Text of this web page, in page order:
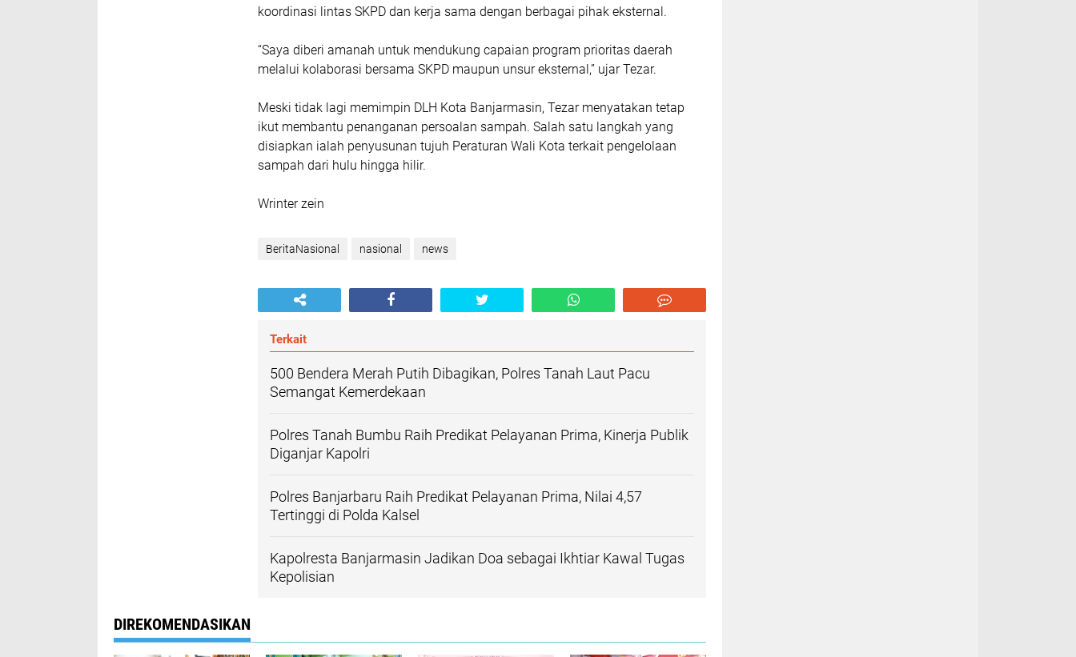
koordinasi lintas SKPD dan kerja sama dengan berbagai pihak eksternal.
“Saya diberi amanah untuk mendukung capaian program prioritas daerah
melalui kolaborasi bersama SKPD maupun unsur eksternal,” ujar Tezar.
Meski tidak lagi memimpin DLH Kota Banjarmasin, Tezar menyatakan tetap
ikut membantu penanganan persoalan sampah. Salah satu langkah yang
disiapkan ialah penyusunan tujuh Peraturan Wali Kota terkait pengelolaan
sampah dari hulu hingga hilir.
Wrinter zein
BeritaNasional nasional news
Terkait
500 Bendera Merah Putih Dibagikan, Polres Tanah Laut Pacu
Semangat Kemerdekaan
Polres Tanah Bumbu Raih Predikat Pelayanan Prima, Kinerja Publik
Diganjar Kapolri
Polres Banjarbaru Raih Predikat Pelayanan Prima, Nilai 4,57
Tertinggi di Polda Kalsel
Kapolresta Banjarmasin Jadikan Doa sebagai Ikhtiar Kawal Tugas
Kepolisian
DIREKOMENDASIKAN